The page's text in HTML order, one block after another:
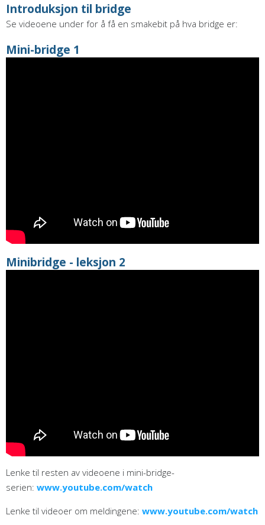
Introduksjon til bridge
Se videoene under for å få en smakebit på hva bridge er:
Mini-bridge 1
Minibridge - leksjon 2
Lenke til resten av videoene i mini-bridge-
serien: www.youtube.com/watch
Lenke til videoer om meldingene: www.youtube.com/watch